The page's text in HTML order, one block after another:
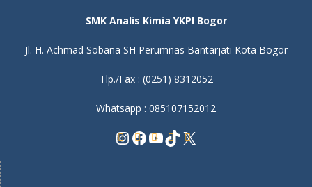
SMK Analis Kimia YKPI Bogor
Jl. H. Achmad Sobana SH Perumnas Bantarjati Kota Bogor
Tlp./Fax : (0251) 8312052
Whatsapp : 085107152012
Instagram
Facebook
YouTube
TikTok
X